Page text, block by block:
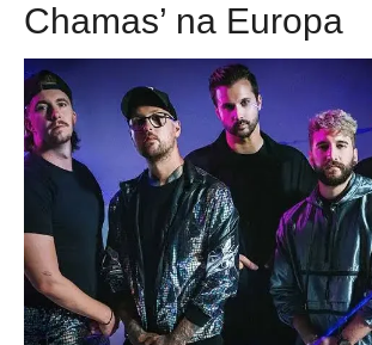
Chamas’ na Europa